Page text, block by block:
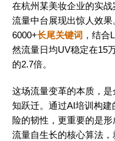
在杭州某美妆企业的实
流量中台展现出惊人效
6000+长尾关键词 ，结
然流量日均UV稳定在15
的2.7倍。
这场流量变革的本质，
知跃迁。通过AI培训构
险的韧性，更重要的是
流量自生长的核心算法